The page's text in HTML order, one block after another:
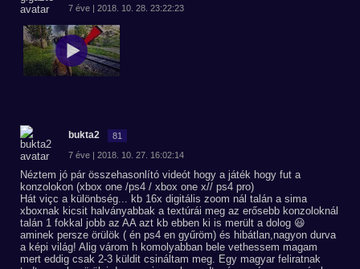
7 éve | 2018. 10. 28. 23:22:23
bukta2 81
7 éve | 2018. 10. 27. 16:02:14
Néztem jó pár összehasonlító videót hogy a játék hogy fut a
konzolokon (xbox one /ps4 / xbox one x// ps4 pro)
Hát viçc a különbség... kb 16x digitális zoom nál talán a sima
xboxnak kicsit halványabbak a textúrái meg az erősebb konzoloknál
talán 1 fokkal jobb az AA azt kb ebben ki is merült a dolog 😃
aminek persze örülök ( én ps4 en gyűröm) és hibátlan,nagyon durva
a képi világ! Alig várom h komolyabban bele vethessem magam
mert eddig csak 2-3 küldit csináltam meg. Egy magyar feliratnak